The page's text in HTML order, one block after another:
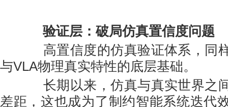
验证层：破局仿真置信度问题
高置信度的仿真验证体系，同
与VLA物理真实特性的底层基础。
长期以来，仿真与真实世界之
差距，这也成为了制约智能系统迭代